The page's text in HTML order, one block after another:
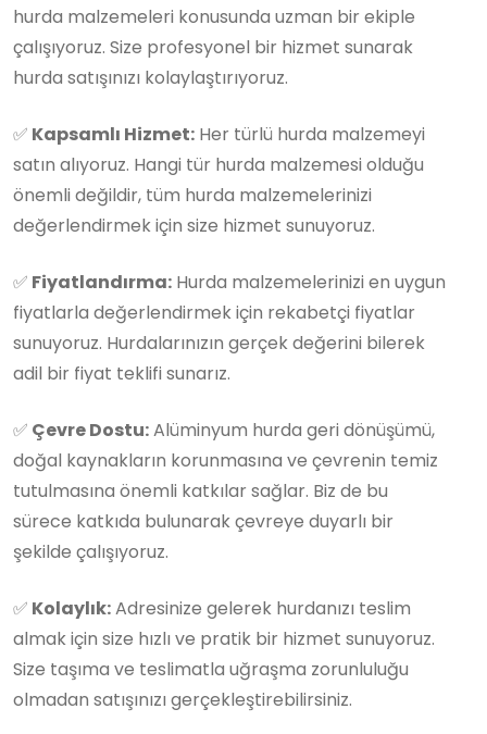
hurda malzemeleri konusunda uzman bir ekiple
çalışıyoruz. Size profesyonel bir hizmet sunarak
hurda satışınızı kolaylaştırıyoruz.
✅ Kapsamlı Hizmet: Her türlü hurda malzemeyi
satın alıyoruz. Hangi tür hurda malzemesi olduğu
önemli değildir, tüm hurda malzemelerinizi
değerlendirmek için size hizmet sunuyoruz.
✅ Fiyatlandırma: Hurda malzemelerinizi en uygun
fiyatlarla değerlendirmek için rekabetçi fiyatlar
sunuyoruz. Hurdalarınızın gerçek değerini bilerek
adil bir fiyat teklifi sunarız.
✅ Çevre Dostu:Alüminyum hurda geri dönüşümü,
doğal kaynakların korunmasına ve çevrenin temiz
tutulmasına önemli katkılar sağlar. Biz de bu
sürece katkıda bulunarak çevreye duyarlı bir
şekilde çalışıyoruz.
✅ Kolaylık:Adresinize gelerek hurdanızı teslim
almak için size hızlı ve pratik bir hizmet sunuyoruz.
Size taşıma ve teslimatla uğraşma zorunluluğu
olmadan satışınızı gerçekleştirebilirsiniz.